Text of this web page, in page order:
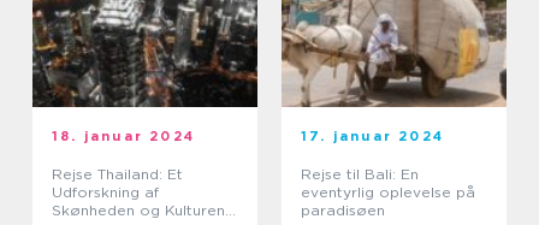
18. januar 2024
Rejse Thailand: Et
Udforskning af
Skønheden og Kulturen i
17. januar 2024
Rejse til Bali: En
eventyrlig oplevelse på
paradisøen